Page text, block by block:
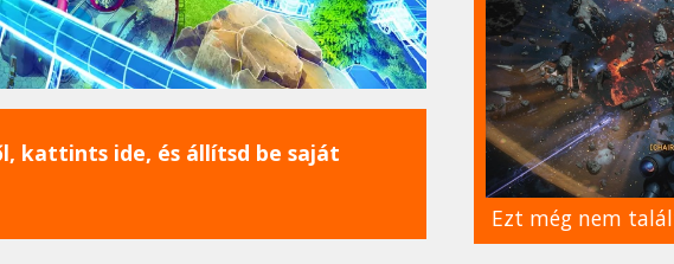
kattints ide, és állítsd be saját
Ezt még nem